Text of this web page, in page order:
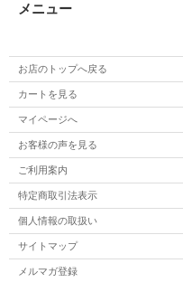
メニュー
お店のトップへ戻る
カートを見る
マイページへ
お客様の声を見る
ご利用案内
特定商取引法表示
個人情報の取扱い
サイトマップ
メルマガ登録